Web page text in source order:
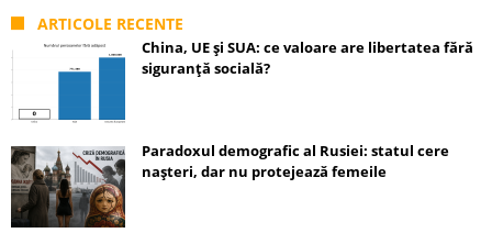
ARTICOLE RECENTE
China, UE și SUA: ce valoare are libertatea fără
siguranță socială?
Paradoxul demografic al Rusiei: statul cere
nașteri, dar nu protejează femeile